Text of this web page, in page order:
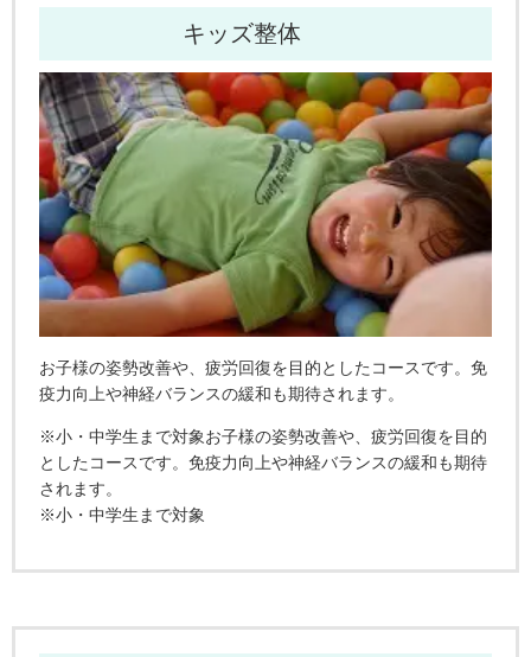
キッズ整体
お子様の姿勢改善や、疲労回復を目的としたコースです。免
疫力向上や神経バランスの緩和も期待されます。
※小・中学生まで対象お子様の姿勢改善や、疲労回復を目的
としたコースです。免疫力向上や神経バランスの緩和も期待
されます。
※小・中学生まで対象